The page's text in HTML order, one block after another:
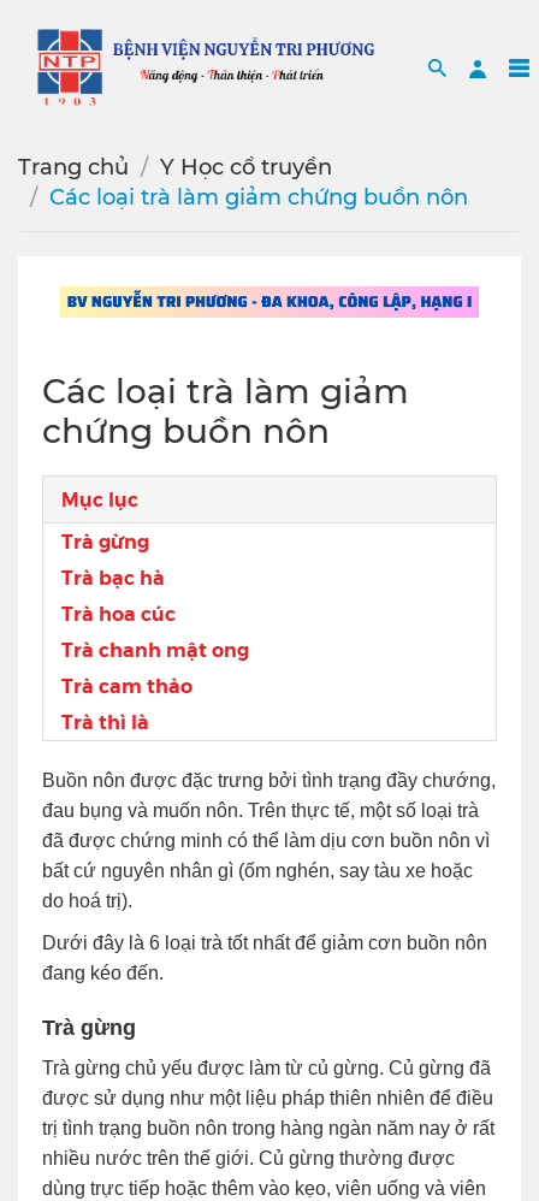
Search
Trang chủ
Y Học cổ truyền
Các loại trà làm giảm chứng buồn nôn
Các loại trà làm giảm
chứng buồn nôn
Mục lục
Trà gừng
Trà bạc hà
Trà hoa cúc
Trà chanh mật ong
Trà cam thảo
Trà thì là
Buồn nôn được đặc trưng bởi tình trạng đầy chướng,
đau bụng và muốn nôn. Trên thực tế, một số loại trà
đã được chứng minh có thể làm dịu cơn buồn nôn vì
bất cứ nguyên nhân gì (ốm nghén, say tàu xe hoặc
do hoá trị).
Dưới đây là 6 loại trà tốt nhất để giảm cơn buồn nôn
đang kéo đến.
Trà gừng
Trà gừng chủ yếu được làm từ củ gừng. Củ gừng đã
được sử dụng như một liệu pháp thiên nhiên để điều
trị tình trạng buồn nôn trong hàng ngàn năm nay ở rất
nhiều nước trên thế giới. Củ gừng thường được
dùng trực tiếp hoặc thêm vào kẹo, viên uống và viên